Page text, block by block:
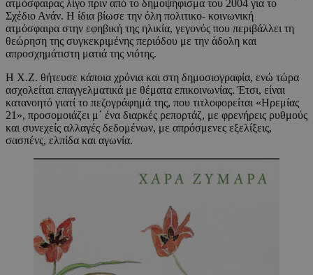
ατμόσφαιρας λίγο πριν από το δημοψήφισμα του 2004 για το
Σχέδιο Ανάν. Η ίδια βίωσε την όλη πολιτικο- κοινωνική
ατμόσφαιρα στην εφηβική της ηλικία, γεγονός που περιβάλλει τη
θεώρηση της συγκεκριμένης περιόδου με την άδολη και
απροσχημάτιστη ματιά της νιότης.
Η Χ.Ζ. θήτευσε κάποια χρόνια και στη δημοσιογραφία, ενώ τώρα
ασχολείται επαγγελματικά με θέματα επικοινωνίας. Έτσι, είναι
κατανοητό γιατί το πεζογράφημά της, που τιτλοφορείται «Ηρεμίας
21», προσομοιάζει μ΄ ένα διαρκές ρεπορτάζ, με φρενήρεις ρυθμούς
και συνεχείς αλλαγές δεδομένων, με απρόσμενες εξελίξεις,
σασπένς, ελπίδα και αγωνία.